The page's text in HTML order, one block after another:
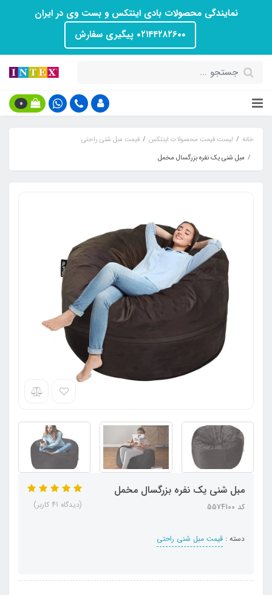
نمایندگی محصولات بادی اینتکس و بست وی در ایران
۰۲۱۴۴۲۸۲۶۰۰ پیگیری سفارش
0
خانه لیست قیمت محصولات اینتکس
قیمت مبل شنی راحتی
مبل شنی یک نفره بزرگسال مخمل
مبل شنی یک نفره بزرگسال مخمل
کد 5574100
دسته : قیمت مبل شنی راحتی
(دیدگاه 41 کاربر)